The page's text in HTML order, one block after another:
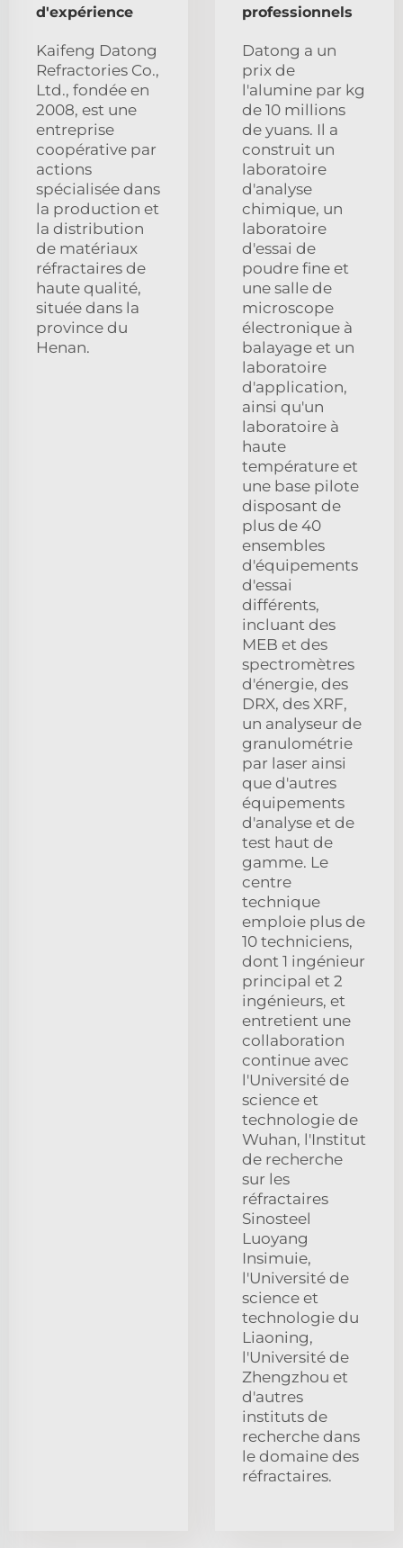
d'expérience
Kaifeng Datong
Refractories Co.,
Ltd., fondée en
2008, est une
entreprise
coopérative par
actions
spécialisée dans
la production et
la distribution
de matériaux
réfractaires de
haute qualité,
située dans la
province du
Henan.
professionnels
Datong a un
prix de
l'alumine par kg
de 10 millions
de yuans. Il a
construit un
laboratoire
d'analyse
chimique, un
laboratoire
d'essai de
poudre fine et
une salle de
microscope
électronique à
balayage et un
laboratoire
d'application,
ainsi qu'un
laboratoire à
haute
température et
une base pilote
disposant de
plus de 40
ensembles
d'équipements
d'essai
différents,
incluant des
MEB et des
spectromètres
d'énergie, des
DRX, des XRF,
un analyseur de
granulométrie
par laser ainsi
que d'autres
équipements
d'analyse et de
test haut de
gamme. Le
centre
technique
emploie plus de
10 techniciens,
dont 1 ingénieur
principal et 2
ingénieurs, et
entretient une
collaboration
continue avec
l'Université de
science et
technologie de
Wuhan, l'Institut
de recherche
sur les
réfractaires
Sinosteel
Luoyang
Insimuie,
l'Université de
science et
technologie du
Liaoning,
l'Université de
Zhengzhou et
d'autres
instituts de
recherche dans
le domaine des
réfractaires.